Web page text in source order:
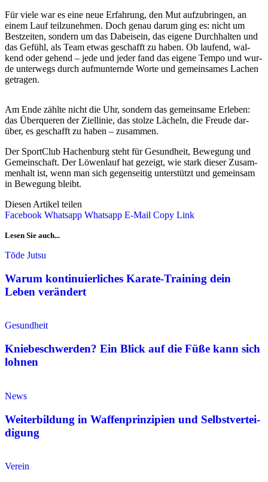
Für vie­le war es eine neue Erfah­rung, den Mut auf­zu­brin­gen, an
einem Lauf teil­zu­neh­men. Doch genau dar­um ging es: nicht um
Best­zei­ten, son­dern um das Dabei­sein, das eige­ne Durch­hal­ten und
das Gefühl, als Team etwas geschafft zu haben. Ob lau­fend, wal­
kend oder gehend – jede und jeder fand das eige­ne Tem­po und wur­
de unter­wegs durch auf­mun­tern­de Wor­te und gemein­sa­mes Lachen
getra­gen.
Am Ende zähl­te nicht die Uhr, son­dern das gemein­sa­me Erle­ben:
das Über­que­ren der Ziel­li­nie, das stol­ze Lächeln, die Freu­de dar­
über, es geschafft zu haben – zusam­men.
Der Sport­Club Hach­en­burg steht für Gesund­heit, Bewe­gung und
Gemein­schaft. Der Löwen­lauf hat gezeigt, wie stark die­ser Zusam­
men­halt ist, wenn man sich gegen­sei­tig unter­stützt und gemein­sam
in Bewe­gung bleibt.
Diesen Artikel teilen
Facebook Whatsapp Whatsapp E-Mail Copy Link
Lesen Sie auch...
Tōde Jutsu
War­um kon­ti­nu­ier­li­ches Kara­te-Trai­ning dein
Leben ver­än­dert
Gesundheit
Knie­be­schwer­den? Ein Blick auf die Füße kann sich
loh­nen
News
Wei­ter­bil­dung in Waf­fen­prin­zi­pi­en und Selbst­ver­tei­
di­gung
Verein